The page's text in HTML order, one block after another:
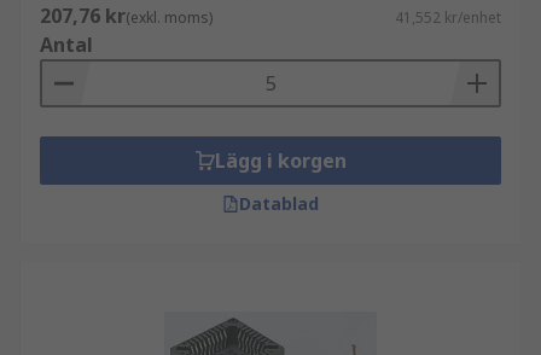
207,76 kr(exkl. moms) 41,552 kr/enhet
Antal
Lägg i korgen
Datablad